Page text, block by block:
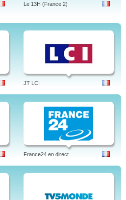
Le 13H (France 2)
JT LCI
France24 en direct